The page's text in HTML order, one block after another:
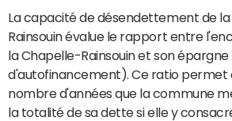
La capacité de désendettement de
Rainsouin évalue le rapport entre
la Chapelle-Rainsouin et son
d'autofinancement). Ce ratio permet
nombre d'années que la commune
la totalité de sa dette si elle y